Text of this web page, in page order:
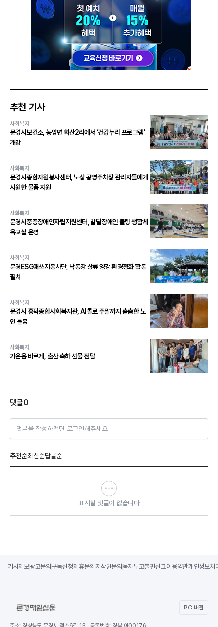
추천 기사
사회복지
문경시보건소, 농암면 화산2리에서 ‘건강누리 프로그램’
개강
사회복지
문경시종합자원봉사센터, 노상 공영주차장 관리자들에게
시원한 물품 지원
사회복지
문경시중증장애인자립지원센터, 발달장애인 볼링 생활체
육교실 운영
사회복지
문경ESG애쓰지봉사단, 낙동강 상류 영강 환경정화 활동
펼쳐
사회복지
문경시 흥덕종합사회복지관, AI콜로 주말까지 촘촘한 노
인 돌봄
사회복지
가은읍 바르게, 출산 축하 선물 전달
댓글0
댓글을 작성하려면 로그인해주세요
추천순최신순답글순
표시할 댓글이 없습니다
기사제보광고문의 구독신청제휴문의 저작권문의 독자투고불편신고이용약관개인정보처
PC 버전